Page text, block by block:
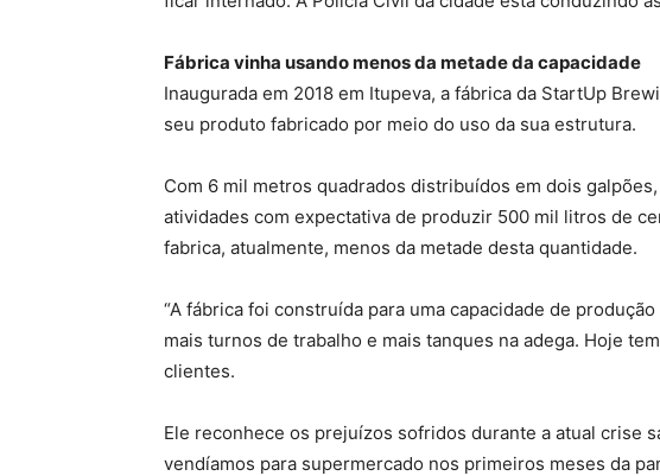
Fábrica vinha usando menos da metade da capacidade
Inaugurada em 2018 em Itupeva, a fábrica da StartUp
seu produto fabricado por meio do uso da sua estrutura.
Com 6 mil metros quadrados distribuídos em dois
atividades com expectativa de produzir 500 mil litros de
fabrica, atualmente, menos da metade desta quantidade.
“A fábrica foi construída para uma capacidade de
mais turnos de trabalho e mais tanques na adega. Hoje
clientes.
Ele reconhece os prejuízos sofridos durante a atual crise
vendíamos para supermercado nos primeiros meses da